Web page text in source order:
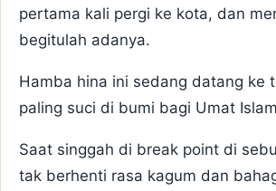
pertama kali pergi ke kota, dan
begitulah adanya.
Hamba hina ini sedang datang ke
paling suci di bumi bagi Umat
Saat singgah di break point di
tak berhenti rasa kagum dan